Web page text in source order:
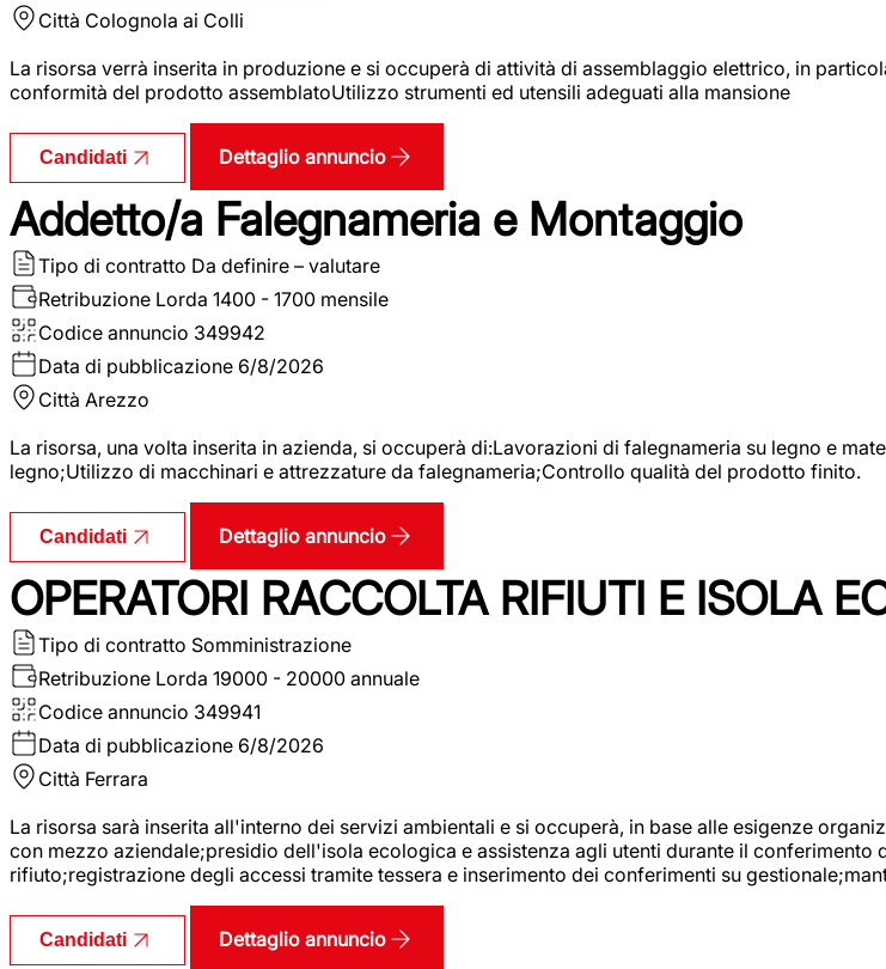
Città Colognola ai Colli
La risorsa verrà inserita in produzione e si occuperà di attività di assemblaggio elettrico, in
conformità del prodotto assemblatoUtilizzo strumenti ed utensili adeguati alla mansione
Candidati Dettaglio annuncio
Addetto/a Falegnameria e Montaggio
Tipo di contratto Da definire – valutare
Retribuzione Lorda 1400 - 1700 mensile
Codice annuncio 349942
Data di pubblicazione 6/8/2026
Città Arezzo
La risorsa, una volta inserita in azienda, si occuperà di:Lavorazioni di falegnameria su legno e
legno;Utilizzo di macchinari e attrezzature da falegnameria;Controllo qualità del prodotto finito.
Candidati Dettaglio annuncio
OPERATORI RACCOLTA RIFIUTI E ISOLA
Tipo di contratto Somministrazione
Retribuzione Lorda 19000 - 20000 annuale
Codice annuncio 349941
Data di pubblicazione 6/8/2026
Città Ferrara
La risorsa sarà inserita all'interno dei servizi ambientali e si occuperà, in base alle esigenze
con mezzo aziendale;presidio dell'isola ecologica e assistenza agli utenti durante il
rifiuto;registrazione degli accessi tramite tessera e inserimento dei conferimenti su
Candidati Dettaglio annuncio